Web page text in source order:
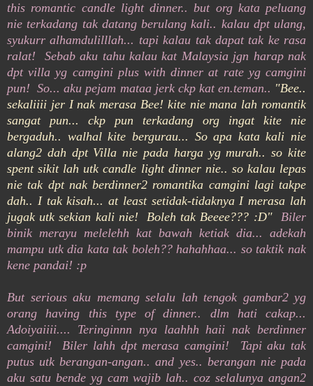
this romantic candle light dinner.. but org kata peluang
nie terkadang tak datang berulang kali.. kalau dpt ulang,
syukurr alhamdulilllah... tapi kalau tak dapat tak ke rasa
ralat! Sebab aku tahu kalau kat Malaysia jgn harap nak
dpt villa yg camgini plus with dinner at rate yg camgini
pun! So... aku pejam mataa jerk ckp kat en.teman.. "Bee..
sekaliiii jer I nak merasa Bee! kite nie mana lah romantik
sangat pun... ckp pun terkadang org ingat kite nie
bergaduh.. walhal kite bergurau... So apa kata kali nie
alang2 dah dpt Villa nie pada harga yg murah.. so kite
spent sikit lah utk candle light dinner nie.. so kalau lepas
nie tak dpt nak berdinner2 romantika camgini lagi takpe
dah.. I tak kisah... at least setidak-tidaknya I merasa lah
jugak utk sekian kali nie! Boleh tak Beeee??? :D" Biler
binik merayu melelehh kat bawah ketiak dia... adekah
mampu utk dia kata tak boleh?? hahahhaa... so taktik nak
kene pandai! :p
But serious aku memang selalu lah tengok gambar2 yg
orang having this type of dinner.. dlm hati cakap...
Adoiyaiiii.... Teringinnn nya laahhh haii nak berdinner
camgini! Biler lahh dpt merasa camgini! Tapi aku tak
putus utk berangan-angan.. and yes.. berangan nie pada
aku satu bende yg cam wajib lah.. coz selalunya angan2